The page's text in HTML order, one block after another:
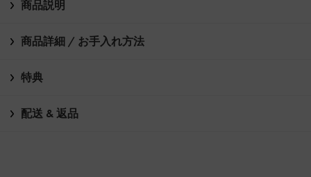
商品説明
商品詳細 / お手入れ方法
特典
配送 & 返品